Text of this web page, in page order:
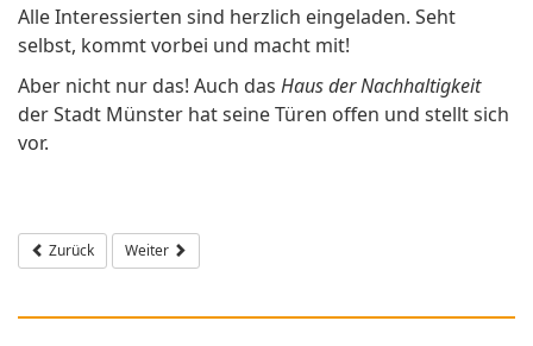
Alle Interessierten sind herzlich eingeladen. Seht
selbst, kommt vorbei und macht mit!
Aber nicht nur das! Auch das Haus der Nachhaltigkeit
der Stadt Münster hat seine Türen offen und stellt sich
vor.
Vorheriger Beitrag: Start der diesjährigen Beiratsreihe: "Vom globalen
Zurück Nächster Beitrag: Wir rufen auf: "Wir haben es satt!" Demo
Weiter